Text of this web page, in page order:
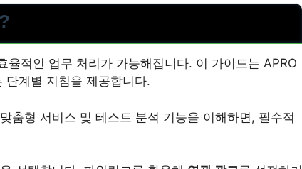
율적인 업무 처리가 가능해집니다. 이 가이드는 APRO
단계별 지침을 제공합니다.
춤형 서비스 및 테스트 분석 기능을 이해하면, 필수적